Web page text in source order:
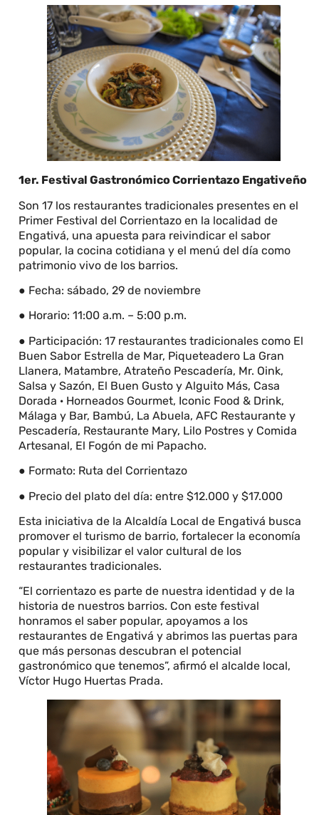
1er. Festival Gastronómico Corrientazo Engativeño
Son 17 los restaurantes tradicionales presentes en el
Primer Festival del Corrientazo en la localidad de
Engativá, una apuesta para reivindicar el sabor
popular, la cocina cotidiana y el menú del día como
patrimonio vivo de los barrios.
● Fecha: sábado, 29 de noviembre
● Horario: 11:00 a.m. – 5:00 p.m.
● Participación: 17 restaurantes tradicionales como El
Buen Sabor Estrella de Mar, Piqueteadero La Gran
Llanera, Matambre, Atrateño Pescadería, Mr. Oink,
Salsa y Sazón, El Buen Gusto y Alguito Más, Casa
Dorada · Horneados Gourmet, Iconic Food & Drink,
Málaga y Bar, Bambú, La Abuela, AFC Restaurante y
Pescadería, Restaurante Mary, Lilo Postres y Comida
Artesanal, El Fogón de mi Papacho.
● Formato: Ruta del Corrientazo
● Precio del plato del día: entre $12.000 y $17.000
Esta iniciativa de la Alcaldía Local de Engativá busca
promover el turismo de barrio, fortalecer la economía
popular y visibilizar el valor cultural de los
restaurantes tradicionales.
“El corrientazo es parte de nuestra identidad y de la
historia de nuestros barrios. Con este festival
honramos el saber popular, apoyamos a los
restaurantes de Engativá y abrimos las puertas para
que más personas descubran el potencial
gastronómico que tenemos”, afirmó el alcalde local,
Víctor Hugo Huertas Prada.